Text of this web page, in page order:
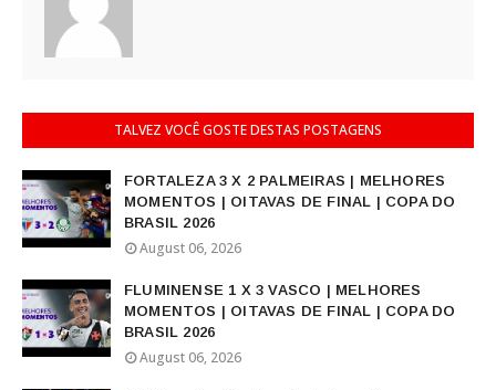
TALVEZ VOCÊ GOSTE DESTAS POSTAGENS
FORTALEZA 3 X 2 PALMEIRAS | MELHORES
MOMENTOS | OITAVAS DE FINAL | COPA DO
BRASIL 2026
August 06, 2026
FLUMINENSE 1 X 3 VASCO | MELHORES
MOMENTOS | OITAVAS DE FINAL | COPA DO
BRASIL 2026
August 06, 2026